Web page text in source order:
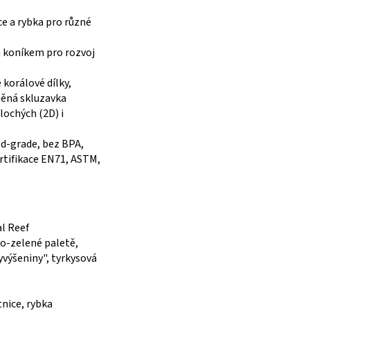
a rybka pro různé
koníkem pro rozvoj
korálové dílky,
skluzavka
(2D) i
grade, bez BPA,
EN71, ASTM,
Reef
zelené paletě,
tyrkysová
rybka